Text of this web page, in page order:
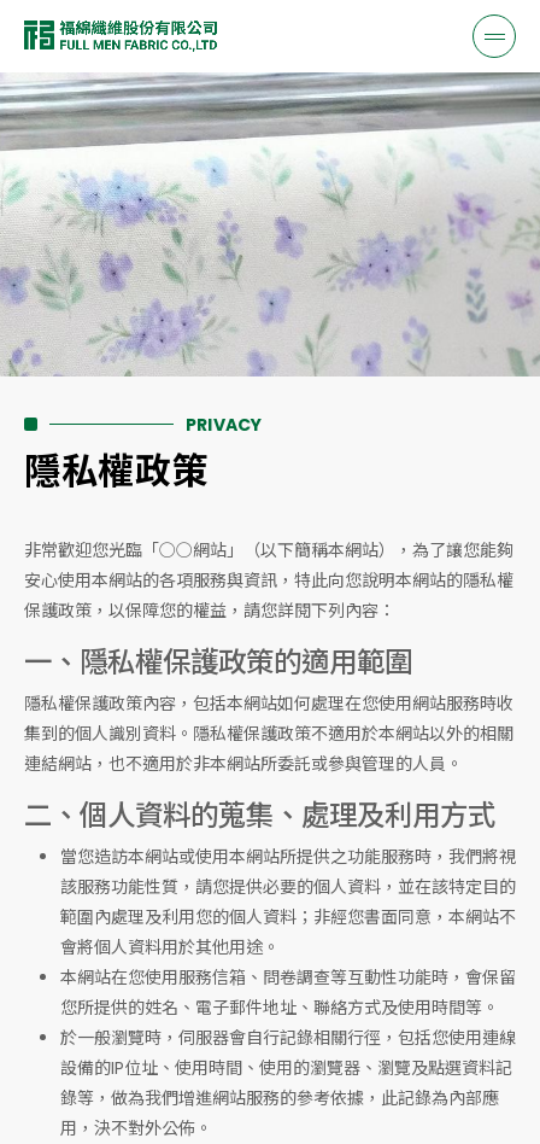
PRIVACY
隱私權政策
非常歡迎您光臨「○○網站」（以下簡稱本網站），為了讓您能夠
安心使用本網站的各項服務與資訊，特此向您說明本網站的隱私權
保護政策，以保障您的權益，請您詳閱下列內容：
一、隱私權保護政策的適用範圍
隱私權保護政策內容，包括本網站如何處理在您使用網站服務時收
集到的個人識別資料。隱私權保護政策不適用於本網站以外的相關
連結網站，也不適用於非本網站所委託或參與管理的人員。
二、個人資料的蒐集、處理及利用方式
當您造訪本網站或使用本網站所提供之功能服務時，我們將視
該服務功能性質，請您提供必要的個人資料，並在該特定目的
範圍內處理及利用您的個人資料；非經您書面同意，本網站不
會將個人資料用於其他用途。
本網站在您使用服務信箱、問卷調查等互動性功能時，會保留
您所提供的姓名、電子郵件地址、聯絡方式及使用時間等。
於一般瀏覽時，伺服器會自行記錄相關行徑，包括您使用連線
設備的IP位址、使用時間、使用的瀏覽器、瀏覽及點選資料記
錄等，做為我們增進網站服務的參考依據，此記錄為內部應
用，決不對外公佈。